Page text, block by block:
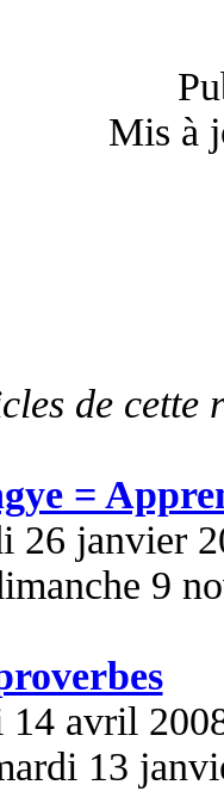
Mis à
de cette
=
26 janvier
9
14 avril
13